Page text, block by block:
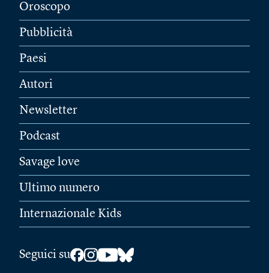
Oroscopo
Pubblicità
Paesi
Autori
Newsletter
Podcast
Savage love
Ultimo numero
Internazionale Kids
Seguici su